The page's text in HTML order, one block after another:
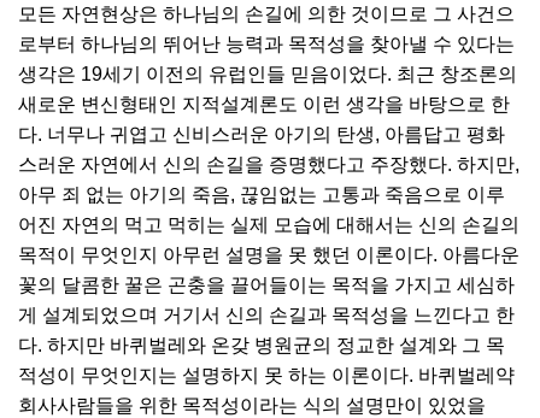
모든 자연현상은 하나님의 손길에 의한 것이므로 그 사건으
로부터 하나님의 뛰어난 능력과 목적성을 찾아낼 수 있다는
생각은 19세기 이전의 유럽인들 믿음이었다. 최근 창조론의
새로운 변신형태인 지적설계론도 이런 생각을 바탕으로 한
다. 너무나 귀엽고 신비스러운 아기의 탄생, 아름답고 평화
스러운 자연에서 신의 손길을 증명했다고 주장했다. 하지만,
아무 죄 없는 아기의 죽음, 끊임없는 고통과 죽음으로 이루
어진 자연의 먹고 먹히는 실제 모습에 대해서는 신의 손길의
목적이 무엇인지 아무런 설명을 못 했던 이론이다. 아름다운
꽃의 달콤한 꿀은 곤충을 끌어들이는 목적을 가지고 세심하
게 설계되었으며 거기서 신의 손길과 목적성을 느낀다고 한
다. 하지만 바퀴벌레와 온갖 병원균의 정교한 설계와 그 목
적성이 무엇인지는 설명하지 못 하는 이론이다. 바퀴벌레약
회사사람들을 위한 목적성이라는 식의 설명만이 있었을